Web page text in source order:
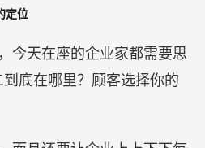
定位
今天在座的企业家都需要思
底在哪里？顾客选择你的